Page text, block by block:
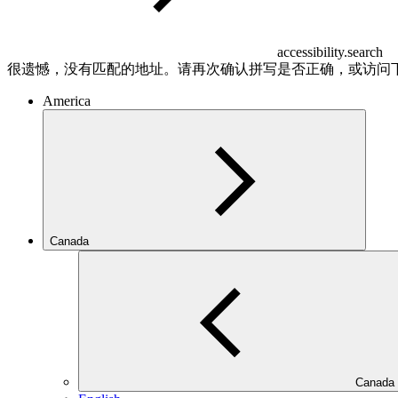
accessibility.search
很遗憾，没有匹配的地址。请再次确认拼写是否正确，或访问
America
Canada
Canada